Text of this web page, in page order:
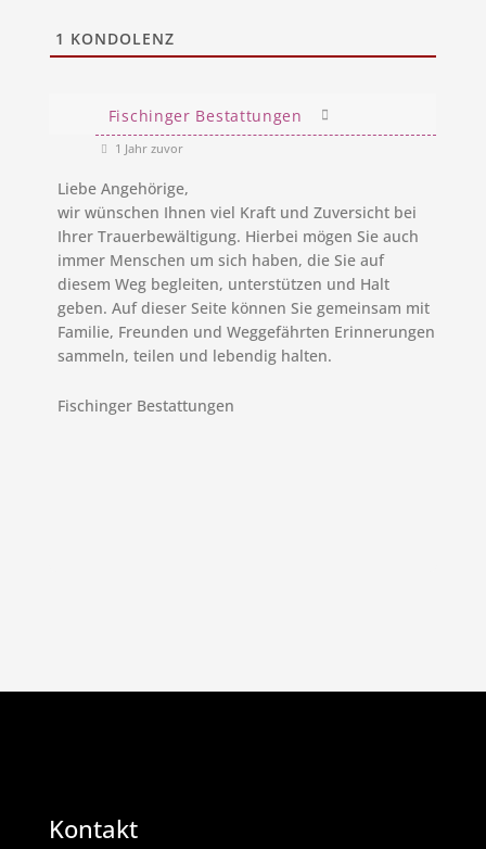
1 KONDOLENZ
Fischinger Bestattungen
1 Jahr zuvor
Liebe Angehörige,
wir wünschen Ihnen viel Kraft und Zuversicht bei
Ihrer Trauerbewältigung. Hierbei mögen Sie auch
immer Menschen um sich haben, die Sie auf
diesem Weg begleiten, unterstützen und Halt
geben. Auf dieser Seite können Sie gemeinsam mit
Familie, Freunden und Weggefährten Erinnerungen
sammeln, teilen und lebendig halten.
Fischinger Bestattungen
Kontakt